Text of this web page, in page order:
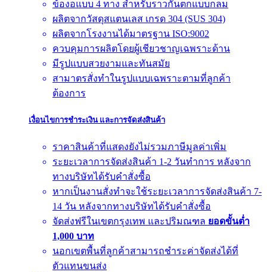
ข้องอแบบ 4 ทาง สำหรับราวกันตกแบบกลม
ผลิตจากวัสดุสแตนเลส เกรด 304 (SUS 304)
ผลิตจากโรงงานได้มาตรฐาน ISO:9002
ควบคุมการผลิตโดยผู้เชียวชาญเฉพราะด้าน
มีรูปแบบสวยงามและทันสมัย
สามาตรสั่งทำในรูปแบบเฉพราะตามที่ลูกค้า
ต้องการ
เงื่อนไขการชำระเงิน และการจัดส่งสินค้า
ราคาสินค้าที่แสดงยังไม่รวมภาษีมูลค่าเพิ่ม
ระยะเวลาการจัดส่งสินค้า 1-2 วันทำการ หลังจาก
ทางบริษัทได้รับคำสั่งซื้อ
หากเป็นงานสั่งทำจะใช้ระยะเวลาการจัดส่งสินค้า 7-
14 วัน หลังจากทางบริษัทได้รับคำสั่งซื้อ
จัดส่งฟรีในเขตกรุงเทพ และปริมณฑล ยอดขั้นต่ำ
1,000 บาท
นอกเขตพื้นที่ลูกค้าสามารถชำระค่าจัดส่งได้ที่
ตัวแทนขนส่ง